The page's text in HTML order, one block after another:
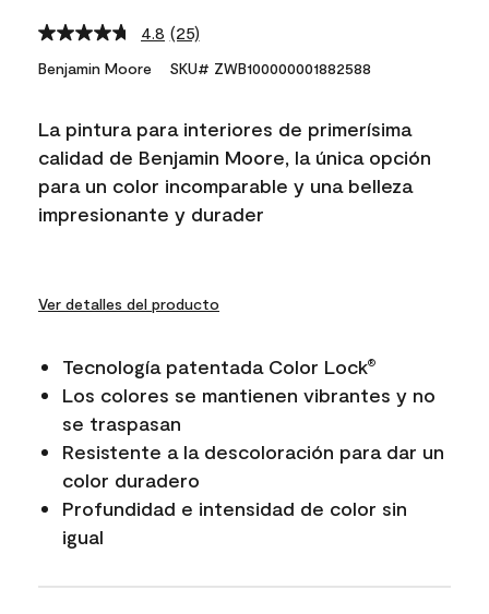
4.8 Read
25
Reviews.
link.
(25)
Benjamin Moore SKU# ZWB100000001882588
La pintura para interiores de primerísima
calidad de Benjamin Moore, la única opción
para un color incomparable y una belleza
impresionante y durader
Ver detalles del producto
Tecnología patentada Color Lock®
Los colores se mantienen vibrantes y no
se traspasan
Resistente a la descoloración para dar un
color duradero
Profundidad e intensidad de color sin
igual